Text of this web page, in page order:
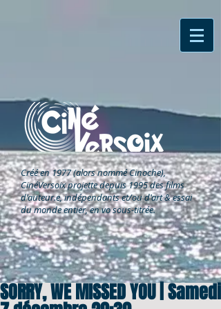
Créé en 1977 (alors nommé Cinoche),
CinéVersoixprojette depuis 1995 des films
d'auteur.e, indépendants et/ou d'art & essai
du monde entier, en vo sous-titrée.
SORRY, WE MISSED YOU | Samedi